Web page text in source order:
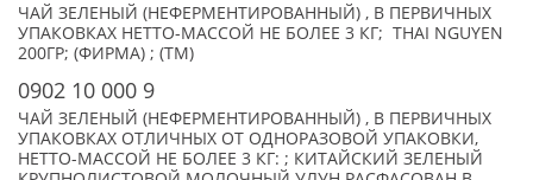
ЧАЙ ЗЕЛЕНЫЙ (НЕФЕРМЕНТИРОВАННЫЙ) , В ПЕРВИЧНЫХ
УПАКОВКАХ НЕТТО-МАССОЙ НЕ БОЛЕЕ 3 КГ; THAI NGUYEN
200ГР; (ФИРМА) ; (TM)
0902 10 000 9
ЧАЙ ЗЕЛЕНЫЙ (НЕФЕРМЕНТИРОВАННЫЙ) , В ПЕРВИЧНЫХ
УПАКОВКАХ ОТЛИЧНЫХ ОТ ОДНОРАЗОВОЙ УПАКОВКИ,
НЕТТО-МАССОЙ НЕ БОЛЕЕ 3 КГ: ; КИТАЙСКИЙ ЗЕЛЕНЫЙ